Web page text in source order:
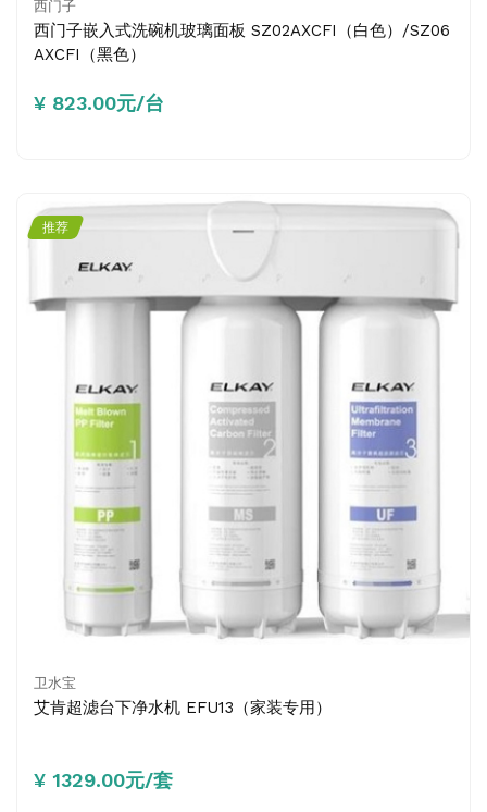
西门子
西门子嵌入式洗碗机玻璃面板 SZ02AXCFI（白色）/SZ06
AXCFI（黑色）
¥ 823.00元/台
推荐
卫水宝
艾肯超滤台下净水机 EFU13（家装专用）
¥ 1329.00元/套